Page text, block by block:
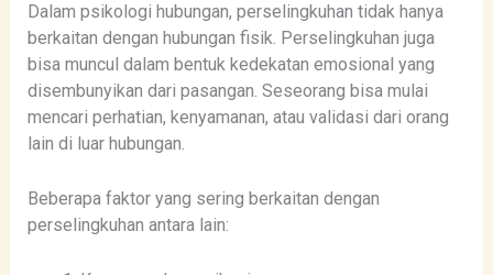
Dalam psikologi hubungan, perselingkuhan tidak hanya
berkaitan dengan hubungan fisik. Perselingkuhan juga
bisa muncul dalam bentuk kedekatan emosional yang
disembunyikan dari pasangan. Seseorang bisa mulai
mencari perhatian, kenyamanan, atau validasi dari orang
lain di luar hubungan.
Beberapa faktor yang sering berkaitan dengan
perselingkuhan antara lain: